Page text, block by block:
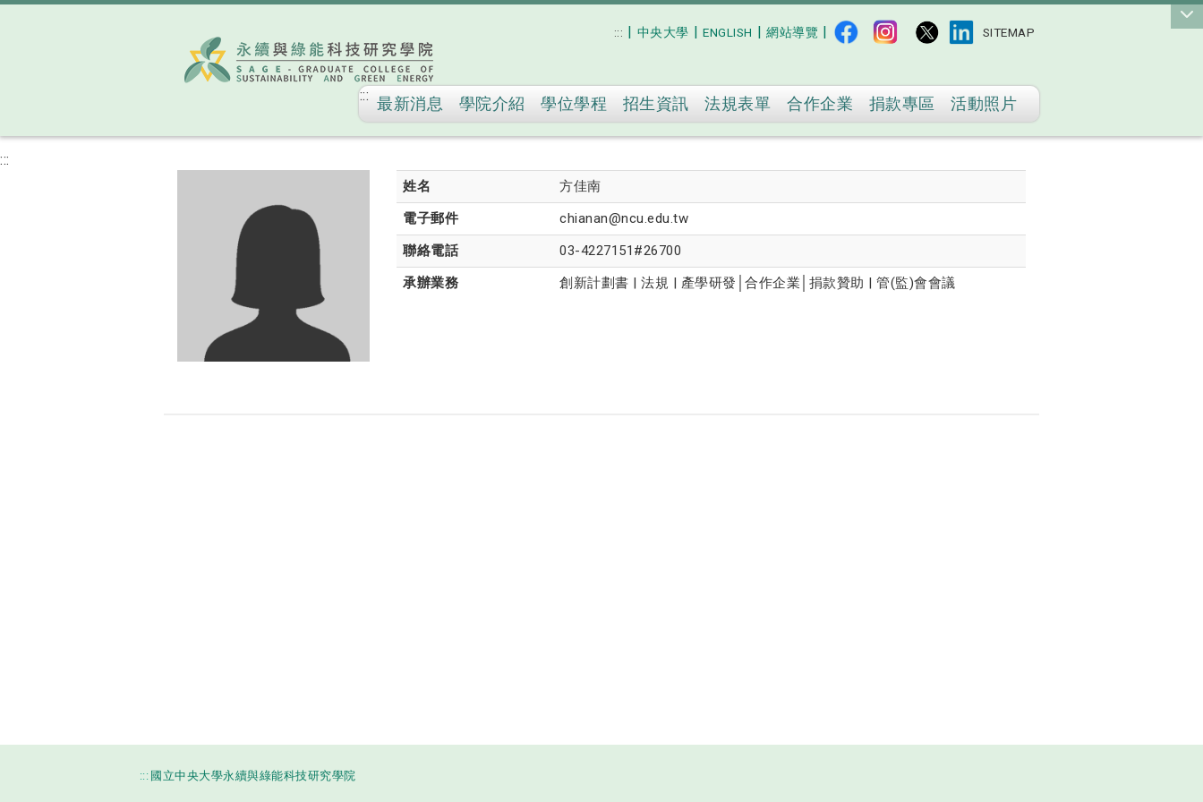
::: | 中央大學 | ENGLISH | 網站導覽 | SITEMAP
跳到主要內容
::: 最新消息 學院介紹 學位學程 招生資訊 法規表單 合作企業 捐款專區 活動照片
:::
姓名
方佳南
電子郵件
chianan@ncu.edu.tw
聯絡電話
03-4227151#26700
承辦業務
創新計劃書 | 法規 | 產學研發│合作企業│捐款贊助 | 管(監)會會議
::: 國立中央大學永續與綠能科技研究學院